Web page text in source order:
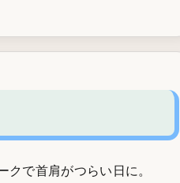
クで首肩がつらい日に。